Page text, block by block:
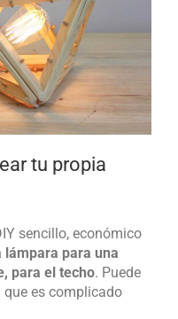
tu propia
sencillo, económico
lámpara para una
para el techo. Puede
que es complicado